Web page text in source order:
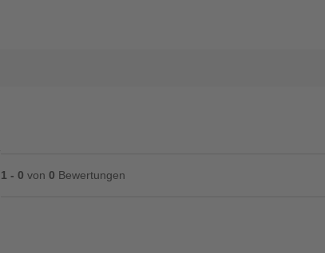
1 - 0 von 0 Bewertungen